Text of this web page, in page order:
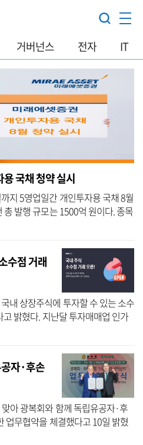
거버넌스 전자 IT
국채 청약 실시
지 5영업일간 개인투자용 국채 8월
발행 규모는 1500억 원이다. 종목
년물 복리채 70억원 △5년물 700
수점 거래
내 상장주식에 투자할 수 있는 소수
밝혔다. 지난달 투자매매업 인가
스로 지난 2022년 해외주식에서
자·후손
아 광복회와 함께 독립유공자·후
업무협약을 체결했다고 10일 밝혔
지난 2015년 하나은행이 수탁한